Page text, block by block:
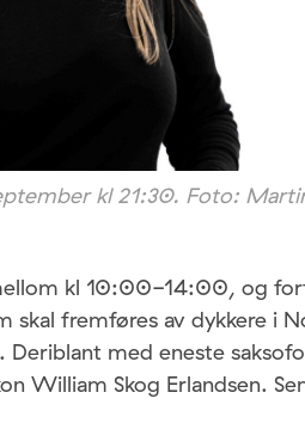
kl 21:30. Foto:
kl 10:00-14:00, og
skal fremføres av dykkere i
med eneste
William Skog Erlandsen.